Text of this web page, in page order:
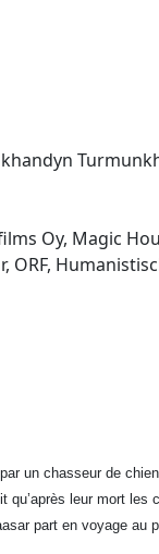
Oy, Magic
ORF,
un chasseur de
leur mort les
part en voyage au